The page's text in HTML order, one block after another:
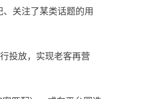
关注了某类话题的用
投放，实现老客再营